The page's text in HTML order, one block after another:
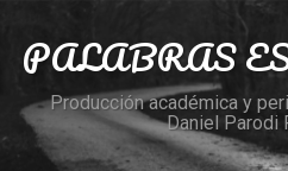
PALABRAS
Producción académica y
Daniel Parodi